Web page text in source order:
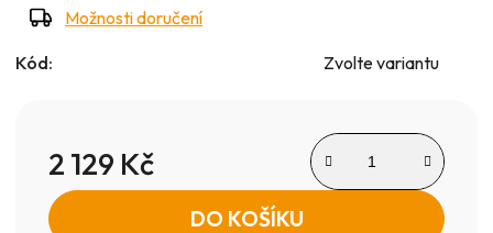
Možnosti doručení
Kód: Zvolte variantu
2 129 Kč
Měrná cena:
DO KOŠÍKU